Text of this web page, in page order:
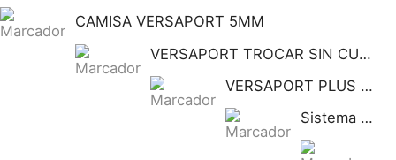
CAMISA VERSAPORT 5MM
VERSAPORT TROCAR SIN CUCHILLA CON CANULA DE FIJACION 5MM
VERSAPORT PLUS TROCAR SIN CUCHILLA CON CANULA DE
Sistema de fijación Statlock para sonda nasogástrica y sondas de alimentación enteral, tamaño pediátrico, auto adherible.